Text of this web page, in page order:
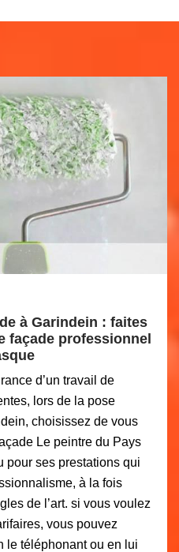
à Garindein : faites
façade professionnel
d’un travail de
lors de la pose
choisissez de vous
Le peintre du Pays
pour ses prestations qui
à la fois
de l’art. si vous voulez
vous pouvez
le téléphonant ou en lui